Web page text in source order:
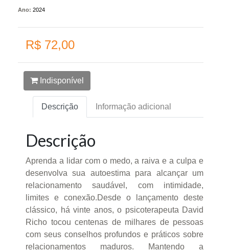
Ano: 2024
R$ 72,00
Indisponível
Descrição Informação adicional
Descrição
Aprenda a lidar com o medo, a raiva e a culpa e
desenvolva sua autoestima para alcançar um
relacionamento saudável, com intimidade,
limites e conexão.Desde o lançamento deste
clássico, há vinte anos, o psicoterapeuta David
Richo tocou centenas de milhares de pessoas
com seus conselhos profundos e práticos sobre
relacionamentos maduros. Mantendo a